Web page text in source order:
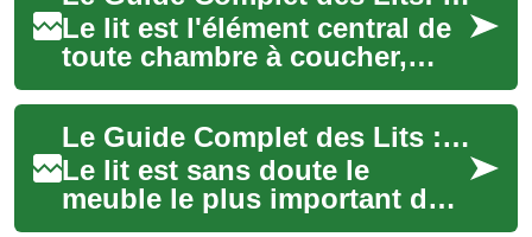
Le lit est l'élément central de
toute chambre à coucher,
jouant un rôle crucial dans
notre bien-être quotidien. Au-
de...
Le Guide Complet des Lits : Types, Stockage et Solutions pour votre Chambre
Le lit est sans doute le
meuble le plus important de
votre maison, occupant une